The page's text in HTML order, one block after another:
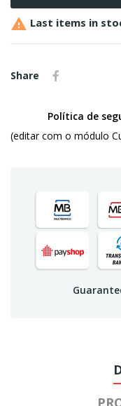
 Last items in
Share
Política de
(editar com o módulo